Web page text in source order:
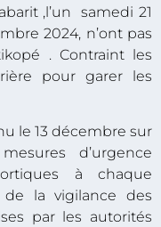
,l’un samedi 21
2024, n’ont pas
. Contraint les
pour garer les
le 13 décembre sur
mesures d’urgence
à chaque
la vigilance des
par les autorités